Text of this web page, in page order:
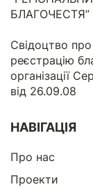
БЛАГОЧЕСТЯ”
Свідоцтво
реєстрацію
організації
від 26.09.08
НАВІГАЦІЯ
Про нас
Проекти